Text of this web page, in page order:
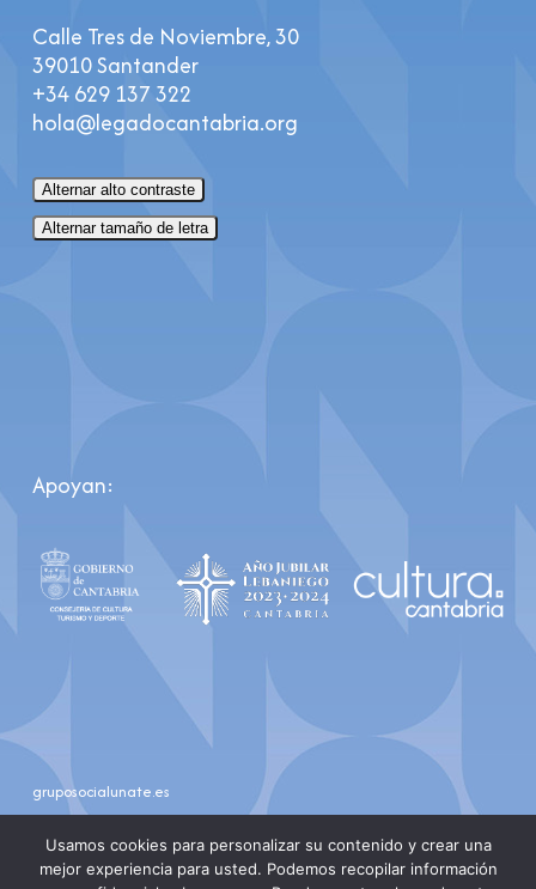
Calle Tres de Noviembre, 30
39010 Santander
+34 629 137 322
hola@legadocantabria.org
Alternar alto contraste
Alternar tamaño de letra
Apoyan:
gruposocialunate.es
youtubeinstagram
Usamos cookies para personalizar su contenido y crear una
mejor experiencia para usted. Podemos recopilar información